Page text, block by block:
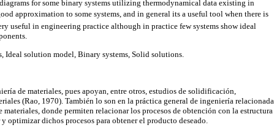
for some binary systems utilizing thermodynamical data existing in
approximation to some systems, and in general its a useful tool when there is
useful in engineering practice although in practice few systems show ideal
Ideal solution model, Binary systems, Solid solutions.
de materiales, pues apoyan, entre otros, estudios de solidificación,
(Rao, 1970). También lo son en la práctica general de ingeniería relacionada
donde permiten relacionar los procesos de obtención con la estructura
optimizar dichos procesos para obtener el producto deseado.